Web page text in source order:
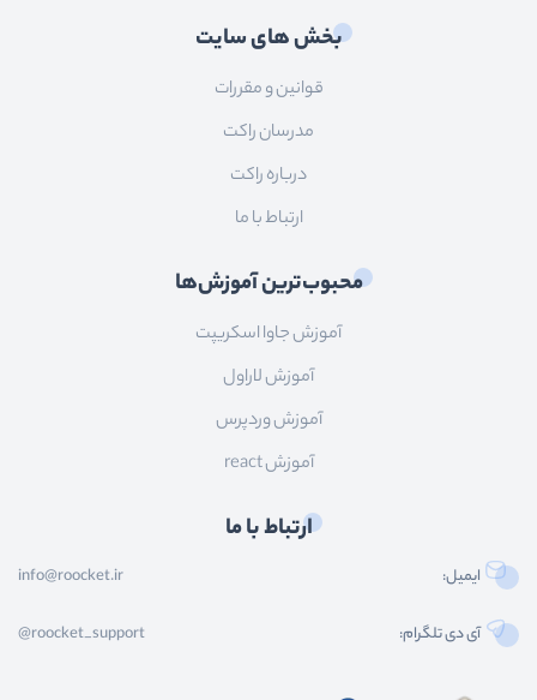
بخش های سایت
قوانین و مقررات
مدرسان راکت
درباره راکت
ارتباط با ما
محبوب‌ترین آموزش‌ها
آموزش جاوا اسکریپت
آموزش لاراول
آموزش وردپرس
آموزش react
ارتباط با ما
ایمیل: info@roocket.ir
آی دی تلگرام: @roocket_support